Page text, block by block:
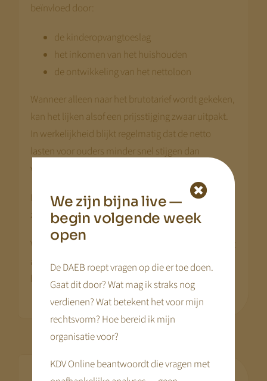
beïnvloed door:
de kinderopvangtoeslag
het inkomen van het huishouden
de ontwikkeling van het nettoloon
Wanneer alleen naar het brutotarief wordt gekeken,
kan het lijken alsof een prijsstijging zwaar uitpakt.
In werkelijkheid blijkt regelmatig dat de netto
lasten voor ouders minder snel stijgen dan
verwacht.
In veel situaties ontwikkelen de netto kosten zich
zelfs gunstiger dan het nettoloon.
Voor ondernemers is het daarom belangrijk om niet
alleen naar het brutotarief te kijken, maar ook naar
het netto effect voor ouders.
We zijn bijna live —
begin volgende week
open
De DAEB roept vragen op die er toe doen.
Gaat dit door? Wat mag ik straks nog
verdienen? Wat betekent het voor mijn
rechtsvorm? Hoe bereid ik mijn
organisatie voor?
KDV Online beantwoordt die vragen met